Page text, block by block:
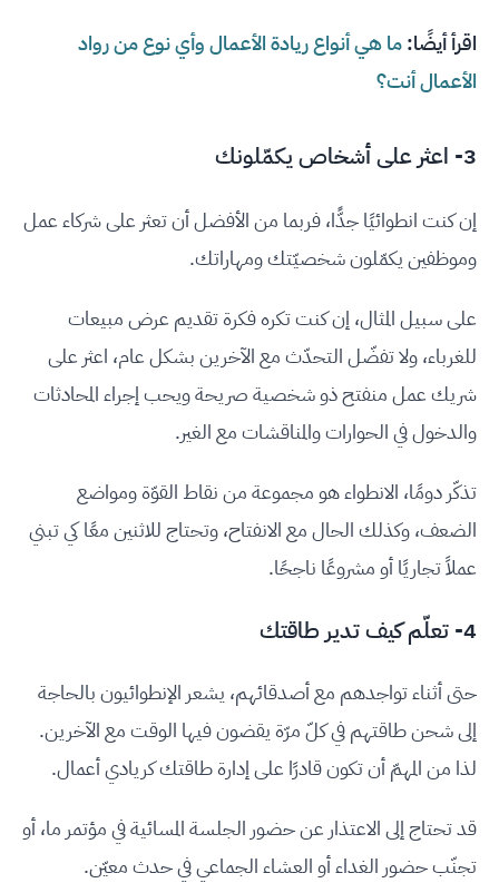
اقرأ أيضًا:ما هي أنواع ريادة الأعمال وأي نوع من رواد
الأعمال أنت؟
3- اعثر على أشخاص يكمّلونك
إن كنت انطوائيًا جدًّا، فربما من الأفضل أن تعثر على شركاء عمل
وموظفين يكمّلون شخصيّتك ومهاراتك.
على سبيل المثال، إن كنت تكره فكرة تقديم عرض مبيعات
للغرباء، ولا تفضّل التحدّث مع الآخرين بشكل عام، اعثر على
شريك عمل منفتح ذو شخصية صريحة ويحب إجراء المحادثات
والدخول في الحوارات والمناقشات مع الغير.
تذكّر دومًا، الانطواء هو مجموعة من نقاط القوّة ومواضع
الضعف، وكذلك الحال مع الانفتاح، وتحتاج للاثنين معًا كي تبني
عملاً تجاريًا أو مشروعًا ناجحًا.
4- تعلّم كيف تدير طاقتك
حتى أثناء تواجدهم مع أصدقائهم، يشعر الإنطوائيون بالحاجة
إلى شحن طاقتهم في كلّ مرّة يقضون فيها الوقت مع الآخرين.
لذا من المهمّ أن تكون قادرًا على إدارة طاقتك كريادي أعمال.
قد تحتاج إلى الاعتذار عن حضور الجلسة المسائية في مؤتمر ما، أو
تجنّب حضور الغداء أو العشاء الجماعي في حدث معيّن.